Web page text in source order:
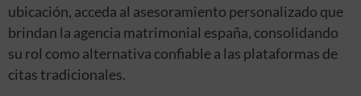
ubicación, acceda al asesoramiento personalizado que
brindan la agencia matrimonial españa, consolidando
su rol como alternativa confiable a las plataformas de
citas tradicionales.